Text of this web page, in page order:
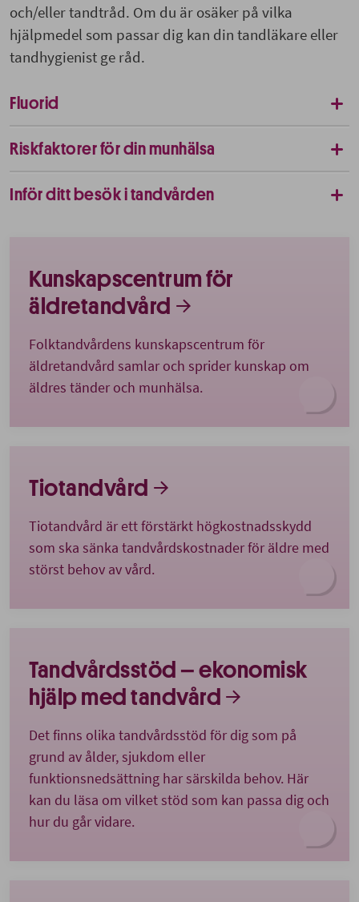
och/eller tandtråd. Om du är osäker på vilka
hjälpmedel som passar dig kan din tandläkare eller
tandhygienist ge råd.
Fluorid
Riskfaktorer för din munhälsa
Inför ditt besök i tandvården
Kunskapscentrum för
äldretandvård
Folktandvårdens kunskapscentrum för
äldretandvård samlar och sprider kunskap om
äldres tänder och munhälsa.
Tiotandvård
Tiotandvård är ett förstärkt högkostnadsskydd
som ska sänka tandvårdskostnader för äldre med
störst behov av vård.
Tandvårdsstöd – ekonomisk
hjälp med tandvård
Det finns olika tandvårdsstöd för dig som på
grund av ålder, sjukdom eller
funktionsnedsättning har särskilda behov. Här
kan du läsa om vilket stöd som kan passa dig och
hur du går vidare.